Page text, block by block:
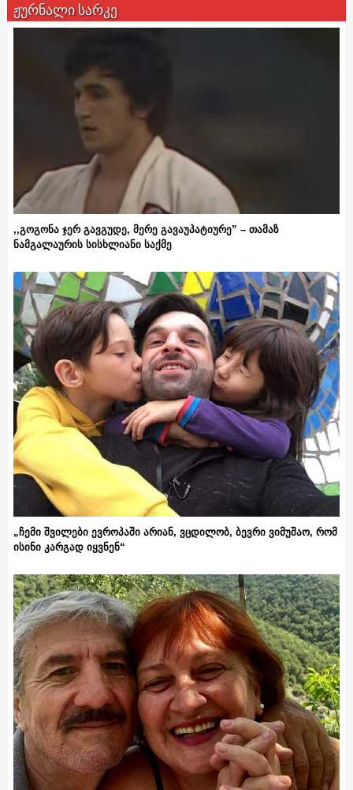
ჟურნალი სარკე
,,გოგონა ჯერ გავგუდე, მერე გავაუპატიურე” – თამაზ
ნამგალაურის სისხლიანი საქმე
„ჩემი შვილები ევროპაში არიან, ვცდილობ, ბევრი ვიმუშაო, რომ
ისინი კარგად იყვნენ“